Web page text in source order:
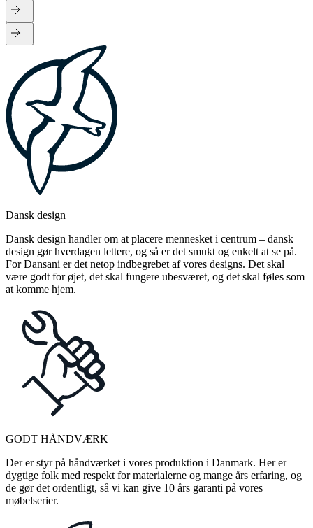
Dansk design
Dansk design handler om at placere mennesket i centrum – dansk
design gør hverdagen lettere, og så er det smukt og enkelt at se på.
For Dansani er det netop indbegrebet af vores designs. Det skal
være godt for øjet, det skal fungere ubesværet, og det skal føles som
at komme hjem.
GODT HÅNDVÆRK
Der er styr på håndværket i vores produktion i Danmark. Her er
dygtige folk med respekt for materialerne og mange års erfaring, og
de gør det ordentligt, så vi kan give 10 års garanti på vores
møbelserier.